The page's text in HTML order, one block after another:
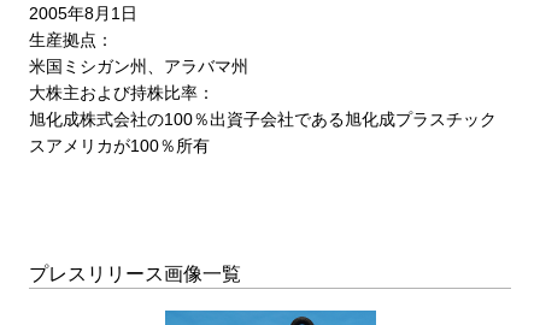
2005年8月 1 日
生産拠点：
米国ミシガン州、アラバマ州
大株主および持株比率：
旭化成株式会社の100％出資子会社である旭化成プラスチック
スアメリカが100％所有
プレスリリース画像一覧